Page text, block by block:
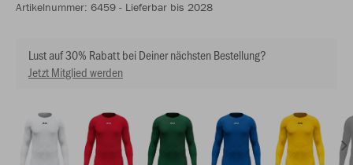
Artikelnummer: 6459 - Lieferbar bis 2028
Lust auf 30% Rabatt bei Deiner nächsten Bestellung?
Jetzt Mitglied werden